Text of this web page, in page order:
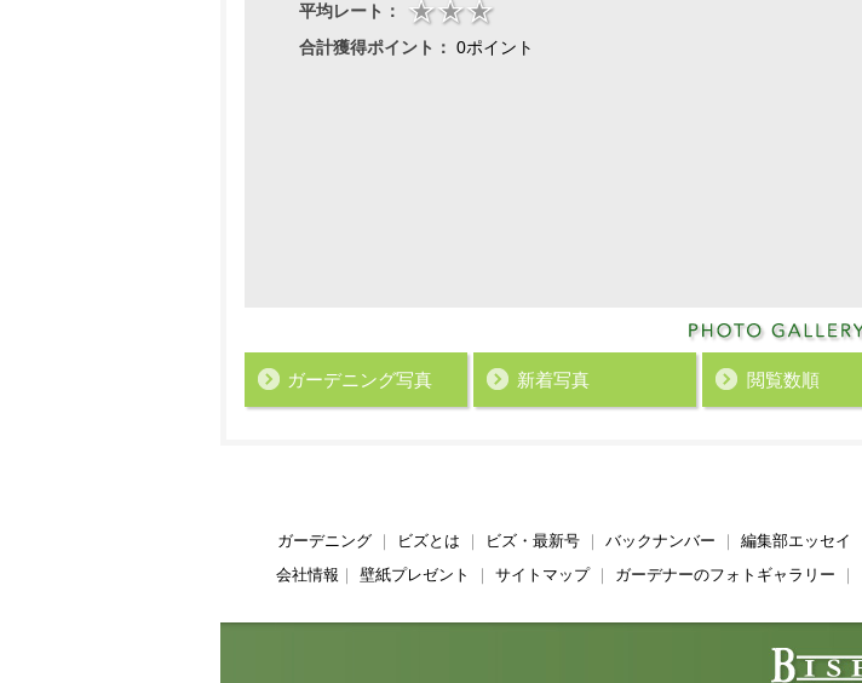
平均レート：
合計獲得ポイント： 0ポイント
ガーデニング写真 新着写真 閲覧数順
ガーデニング｜ ビズとは ビズ・最新号｜ バックナンバー 編集部エッセイ
会社情報
壁紙プレゼント サイトマップ｜ ガーデナーのフォトギャラリー